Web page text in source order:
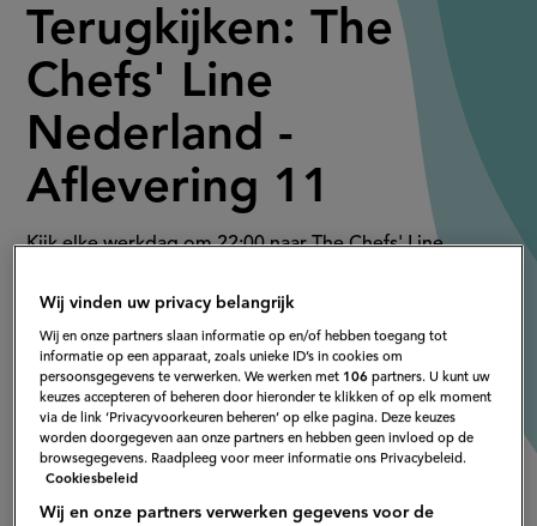
The
Chefs'
Line
Nederland
Aflevering
11
Terugkijken: The
Chefs' Line
Nederland -
Aflevering 11
Kijk elke werkdag om 22:00 naar The Chefs' Line
24Kitchen.nl.
Wij vinden uw privacy belangrijk
Wij en onze partners slaan informatie op en/of hebben toegang tot
informatie op een apparaat, zoals unieke ID’s in cookies om
persoonsgegevens te verwerken. We werken met 106 partners. U kunt uw
keuzes accepteren of beheren door hieronder te klikken of op elk moment
via de link ‘Privacyvoorkeuren beheren’ op elke pagina. Deze keuzes
worden doorgegeven aan onze partners en hebben geen invloed op de
browsegegevens. Raadpleeg voor meer informatie ons Privacybeleid.
Cookiesbeleid
Wij en onze partners verwerken gegevens voor de